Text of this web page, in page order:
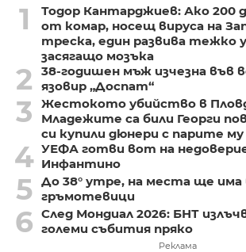
1
Тодор Кантарджиев: Ако 200
от комар, носещ вируса на
треска, един развива тежко
засягащо мозъка
2
38-годишен мъж изчезна във
язовир „Доспат“
3
Жестокото убийство в
Младежите са били Георги
си купили дюнери с парите му
4 УЕФА готви вот на
Инфантино
5 До 38° утре, на места ще има
гръмотевици
6 След Мондиал 2026: БНТ
големи събития пряко
Реклама